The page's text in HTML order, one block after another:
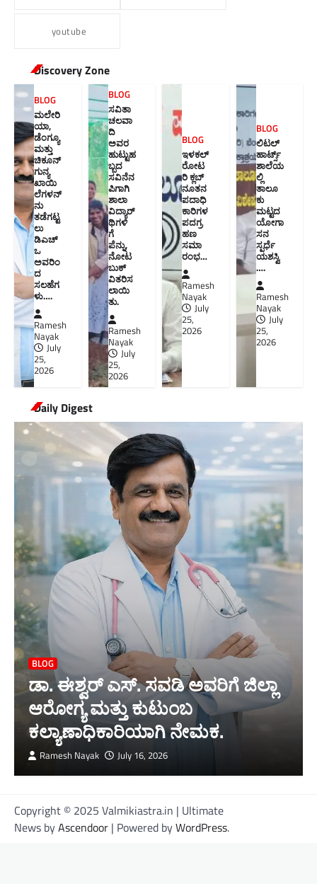
youtube
Discovery Zone
BLOG
ಮಲೇರಿ
ಯಾ,
ಡೆಂಗ್ಯೂ
ಮತ್ತು
ಚಿಕೂನ್
ಗುನ್ಯ
ಖಾಯಿ
ಲೆಗಳನ್
ನು
ತಡೆಗಟ್ಟ
ಲು
ಡಿಎಚ್‌
ಒ
ಅವರಿಂ
ದ
ಸಲಹೆಗ
ಳು….
Ramesh
Nayak
July
25,
2026
BLOG
ಸವಿತಾ
ಚಲವಾ
ದಿ
ಅವರ
ಹುಟ್ಟುಹ
ಬ್ಬದ
ಸವಿನೆನ
ಪಿಗಾಗಿ
ಶಾಲಾ
ವಿದ್ಯಾರ್
ಥಿಗಳಿ
ಗೆ
ಪೆನ್ನು,
ನೋಟ
ಬುಕ್
ವಿತರಿಸ
ಲಾಯಿ
ತು.
Ramesh
Nayak
July
25,
2026
BLOG
ಇಳಕಲ್
ರೋಟ
ರಿ ಕ್ಲಬ್
ನೂತನ‌
ಪದಾಧಿ
ಕಾರಿಗಳ
ಪದಗ್ರ
ಹಣ
ಸಮಾ
ರಂಭ…
Ramesh
Nayak
July
25,
2026
BLOG
ಲಿಟಲ್
ಹಾರ್ಟ್ಸ್
ಶಾಲೆಯ
ಲ್ಲಿ
ತಾಲೂ
ಕು
ಮಟ್ಟದ
ಯೋಗಾ
ಸನ
ಸ್ಪರ್ಧೆ
ಯಶಸ್ವಿ
….
Ramesh
Nayak
July
25,
2026
Daily Digest
BLOG
ಡಾ. ಈಶ್ವರ್ ಎಸ್. ಸವಡಿ ಅವರಿಗೆ ಜಿಲ್ಲಾ
ಆರೋಗ್ಯ ಮತ್ತು ಕುಟುಂಬ
ಕಲ್ಯಾಣಾಧಿಕಾರಿಯಾಗಿ ನೇಮಕ.
Ramesh Nayak July 16, 2026
Copyright © 2025 Valmikiastra.in | Ultimate
News byAscendoor | Powered byWordPress.